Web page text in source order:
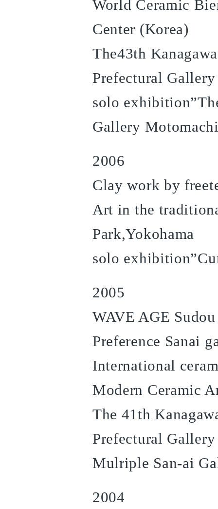
World Ceramic
Center (Korea)
The43th
Prefectural
solo
Gallery
2006
Clay work by
Art in the
Park,Yokohama
solo
2005
WAVE AGE
Preference Sanai
International
Modern Ceramic
The 41th
Prefectural
Mulriple San-ai
2004